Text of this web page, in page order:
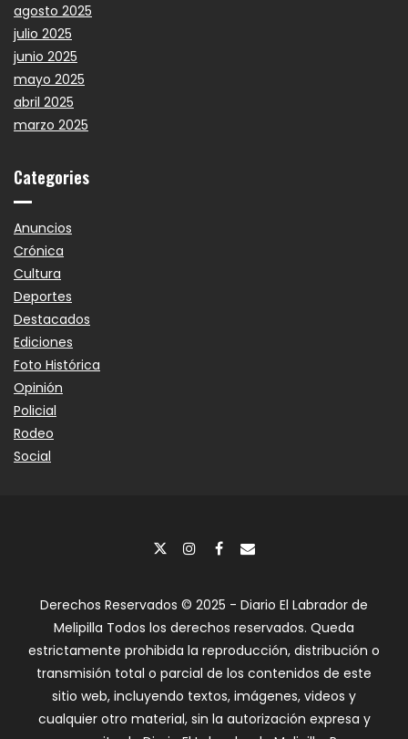
agosto 2025
julio 2025
junio 2025
mayo 2025
abril 2025
marzo 2025
Categories
Anuncios
Crónica
Cultura
Deportes
Destacados
Ediciones
Foto Histórica
Opinión
Policial
Rodeo
Social
Derechos Reservados © 2025 - Diario El Labrador de
Melipilla Todos los derechos reservados. Queda
estrictamente prohibida la reproducción, distribución o
transmisión total o parcial de los contenidos de este
sitio web, incluyendo textos, imágenes, videos y
cualquier otro material, sin la autorización expresa y